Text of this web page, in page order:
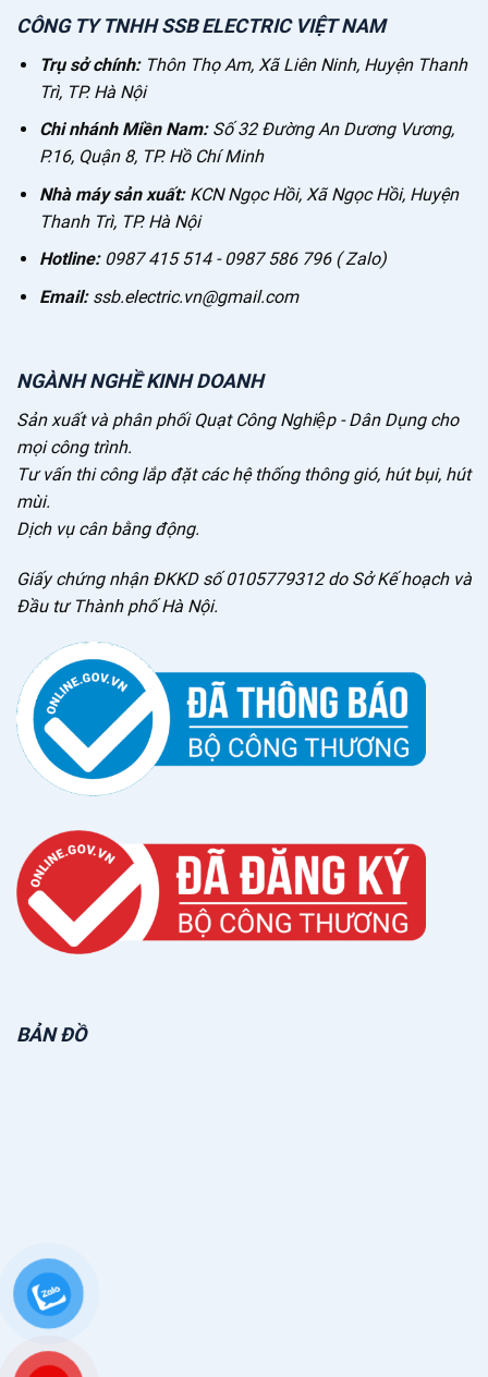
CÔNG TY TNHH SSB ELECTRIC VIỆT NAM
Trụ sở chính:Thôn Thọ Am, Xã Liên Ninh, Huyện Thanh
Trì, TP. Hà Nội
Chi nhánh Miền Nam:Số 32 Đường An Dương Vương,
P.16, Quận 8, TP. Hồ Chí Minh
Nhà máy sản xuất:KCN Ngọc Hồi, Xã Ngọc Hồi, Huyện
Thanh Trì, TP. Hà Nội
Hotline:0987 415 514 - 0987 586 796 ( Zalo)
Email:ssb.electric.vn@gmail.com
NGÀNH NGHỀ KINH DOANH
Sản xuất và phân phối Quạt Công Nghiệp - Dân Dụng cho
mọi công trình.
Tư vấn thi công lắp đặt các hệ thống thông gió, hút bụi, hút
mùi.
Dịch vụ cân bằng động.
Giấy chứng nhận ĐKKD số 0105779312 do Sở Kế hoạch và
Đầu tư Thành phố Hà Nội.
BẢN ĐỒ